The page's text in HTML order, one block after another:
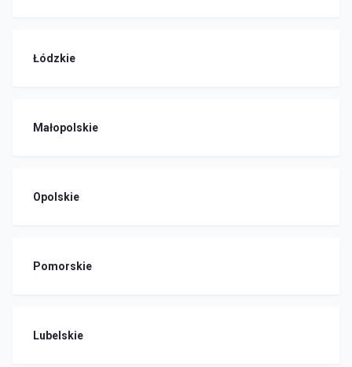
Łódzkie
Małopolskie
Opolskie
Pomorskie
Lubelskie